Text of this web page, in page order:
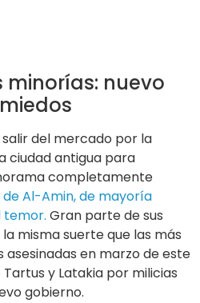
minorías: nuevo
del mercado por la
ciudad antigua para
completamente
de Al-Amin, de mayoría
temor. Gran parte de sus
misma suerte que las más
asesinadas en marzo de este
y Latakia por milicias
gobierno.